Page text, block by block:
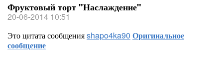
Фруктовый торт "Наслаждение"
20-06-2014 10:51
Это цитата сообщенияshapo4ka90 Оригинальное
сообщение